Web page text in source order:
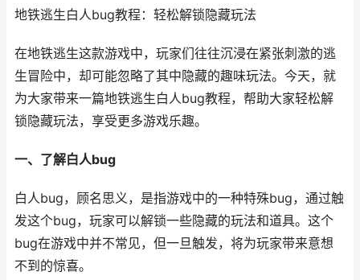
地铁逃生白人bug教程：轻松解锁隐藏玩法
在地铁逃生这款游戏中，玩家们往往沉浸在紧张刺激的逃
生冒险中，却可能忽略了其中隐藏的趣味玩法。今天，就
为大家带来一篇地铁逃生白人bug教程，帮助大家轻松解
锁隐藏玩法，享受更多游戏乐趣。
一、了解白人bug
白人bug，顾名思义，是指游戏中的一种特殊bug，通过触
发这个bug，玩家可以解锁一些隐藏的玩法和道具。这个
bug在游戏中并不常见，但一旦触发，将为玩家带来意想
不到的惊喜。